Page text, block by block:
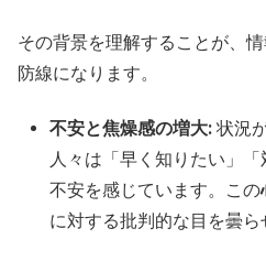
その背景を理解することが、
防線になります。
不安と焦燥感の増大: 状況
人々は「早く知りたい」
不安を感じています。この
に対する批判的な目を曇ら